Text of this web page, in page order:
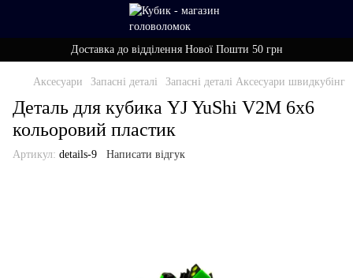
Доставка до відділення Нової Пошти 50 грн
Аксесуари Запасні деталі Запасні деталі Аксесуари швидкубінг
Деталь для кубика YJ YuShi V2M 6х6
кольоровий пластик
Артикул: details-9 Написати відгук